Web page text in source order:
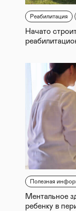
Реабилитация
Начато
Полезная
Ментальное
ребенку в